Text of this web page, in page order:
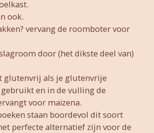
ook.
vervang de roomboter voor
door (het dikste deel van)
glutenvrij als je glutenvrije
en in de vulling de
voor maïzena.
staan boordevol dit soort
perfecte alternatief zijn voor de